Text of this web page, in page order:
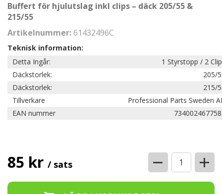
Buffert för hjulutslag inkl clips – däck 205/55 &
215/55
Artikelnummer:61432496C
Teknisk information:
Detta Ingår:
1 Styrstopp / 2
Däckstorlek:
205/
Däckstorlek:
215/
Tillverkare
Professional Parts Sweden
EAN nummer
85 kr / sats − +